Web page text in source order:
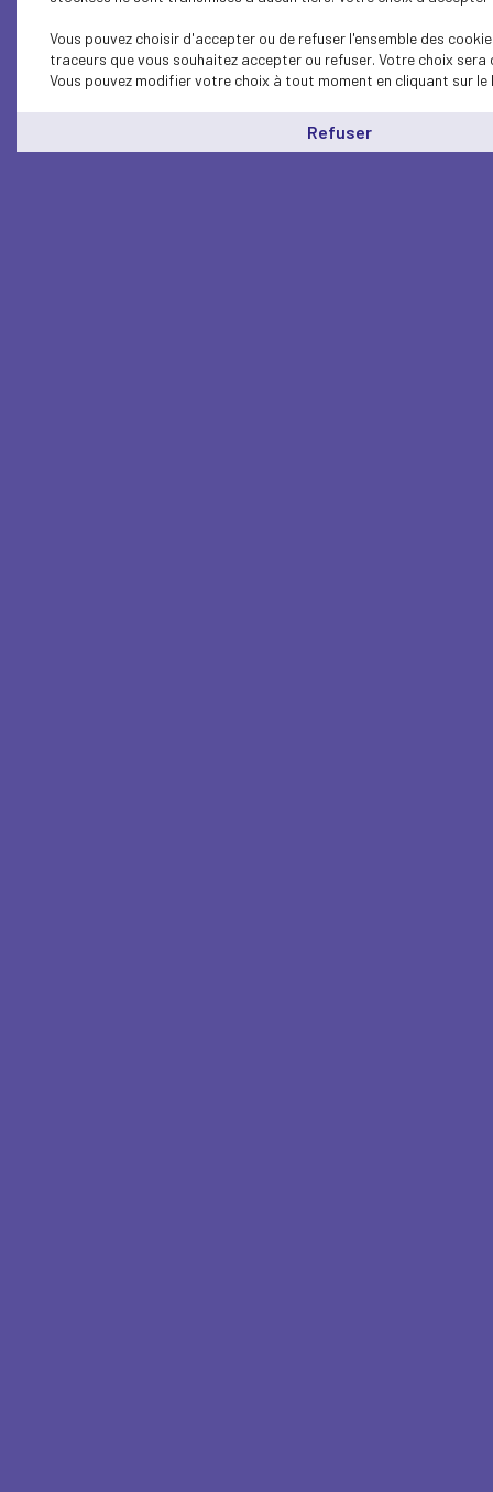
Vous pouvez choisir d'accepter ou de refuser l'ensemble des
traceurs que vous souhaitez accepter ou refuser. Votre choix
Vous pouvez modifier votre choix à tout moment en cliquant sur le
Refuser